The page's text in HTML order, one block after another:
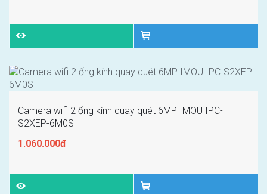
Camera wifi 2 ống kính quay quét 6MP IMOU IPC-
S2XEP-6M0S
1.060.000đ